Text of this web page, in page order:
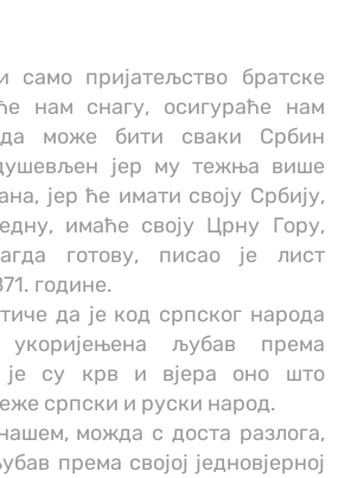
само пријатељство братске
нам снагу, осигураће нам
може бити сваки Србин
јер му тежња више
јер ће имати своју Србију,
имаће своју Црну Гору,
готову, писао је лист
године.
да је код српског народа
љубав према
су крв и вјера оно што
српски и руски народ.
можда с доста разлога,
према својој једновјерној